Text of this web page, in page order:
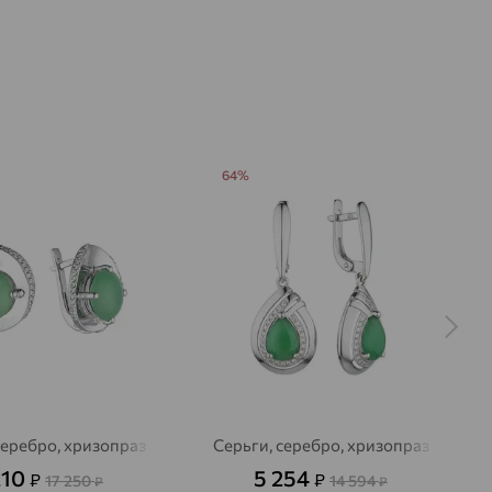
хризопраз
₽ 17 250₽
Серьги, серебро, хризопраз
5 254 ₽ 14 594₽
64%